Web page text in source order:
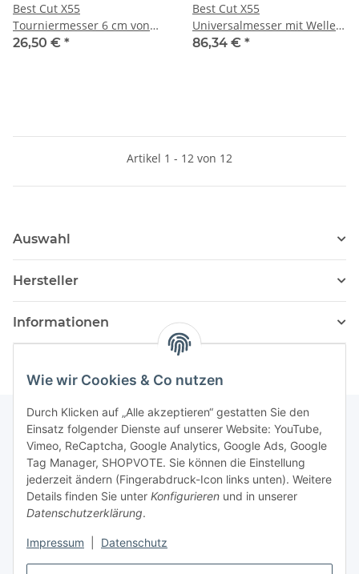
Wie wir Cookies & Co nutzen
Durch Klicken auf „Alle akzeptieren“ gestatten Sie den
Einsatz folgender Dienste auf unserer Website: YouTube,
Vimeo, ReCaptcha, Google Analytics, Google Ads, Google
Tag Manager, SHOPVOTE. Sie können die Einstellung
jederzeit ändern (Fingerabdruck-Icon links unten). Weitere
Details finden Sie unter Konfigurieren und in unserer
Datenschutzerklärung.
Impressum Datenschutz
Best Cut X55
Tourniermesser 6 cm von
Giesser
26,50 € *
Best Cut X55
Universalmesser mit Welle
25cm von Giesser
86,34 € *
Artikel 1 - 12 von 12
Auswahl
Hersteller
Informationen
Newsletter Abonnieren
Bitte senden Sie mir entsprechend Ihrer
Datenschutzerklärung
regelmäßig und jederzeit widerruflich
Informationen zu Ihrem Produktsortiment per E-Mail zu.
Abonnieren